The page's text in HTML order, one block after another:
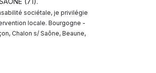
sociétale, je privilégie
locale. Bourgogne -
Chalon s/ Saône, Beaune,